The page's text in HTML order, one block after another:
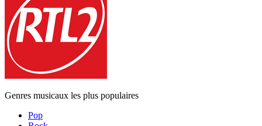
Genres musicaux les plus populaires
Pop